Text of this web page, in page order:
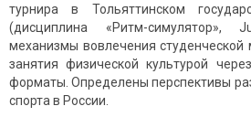
турнира в Тольяттинском
(дисциплина «Ритм-симулятор»,
механизмы вовлечения
занятия физической культурой
форматы. Определены перспективы
спорта в России.